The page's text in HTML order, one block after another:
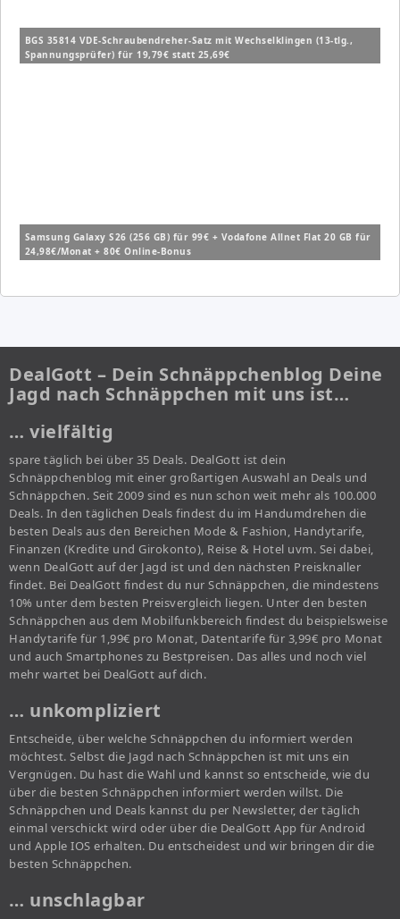
BGS 35814 VDE-Schraubendreher-Satz mit Wechselklingen (13-tlg.,
Spannungsprüfer) für 19,79€ statt 25,69€
Samsung Galaxy S26 (256 GB) für 99€ + Vodafone Allnet Flat 20 GB für
24,98€/Monat + 80€ Online-Bonus
DealGott – Dein Schnäppchenblog Deine
Jagd nach Schnäppchen mit uns ist…
… vielfältig
spare täglich bei über 35 Deals. DealGott ist dein
Schnäppchenblog mit einer großartigen Auswahl an Deals und
Schnäppchen. Seit 2009 sind es nun schon weit mehr als 100.000
Deals. In den täglichen Deals findest du im Handumdrehen die
besten Deals aus den Bereichen Mode & Fashion, Handytarife,
Finanzen (Kredite und Girokonto), Reise & Hotel uvm. Sei dabei,
wenn DealGott auf der Jagd ist und den nächsten Preisknaller
findet. Bei DealGott findest du nur Schnäppchen, die mindestens
10% unter dem besten Preisvergleich liegen. Unter den besten
Schnäppchen aus dem Mobilfunkbereich findest du beispielsweise
Handytarife für 1,99€ pro Monat, Datentarife für 3,99€ pro Monat
und auch Smartphones zu Bestpreisen. Das alles und noch viel
mehr wartet bei DealGott auf dich.
… unkompliziert
Entscheide, über welche Schnäppchen du informiert werden
möchtest. Selbst die Jagd nach Schnäppchen ist mit uns ein
Vergnügen. Du hast die Wahl und kannst so entscheide, wie du
über die besten Schnäppchen informiert werden willst. Die
Schnäppchen und Deals kannst du per Newsletter, der täglich
einmal verschickt wird oder über die DealGott App für Android
und Apple IOS erhalten. Du entscheidest und wir bringen dir die
besten Schnäppchen.
… unschlagbar